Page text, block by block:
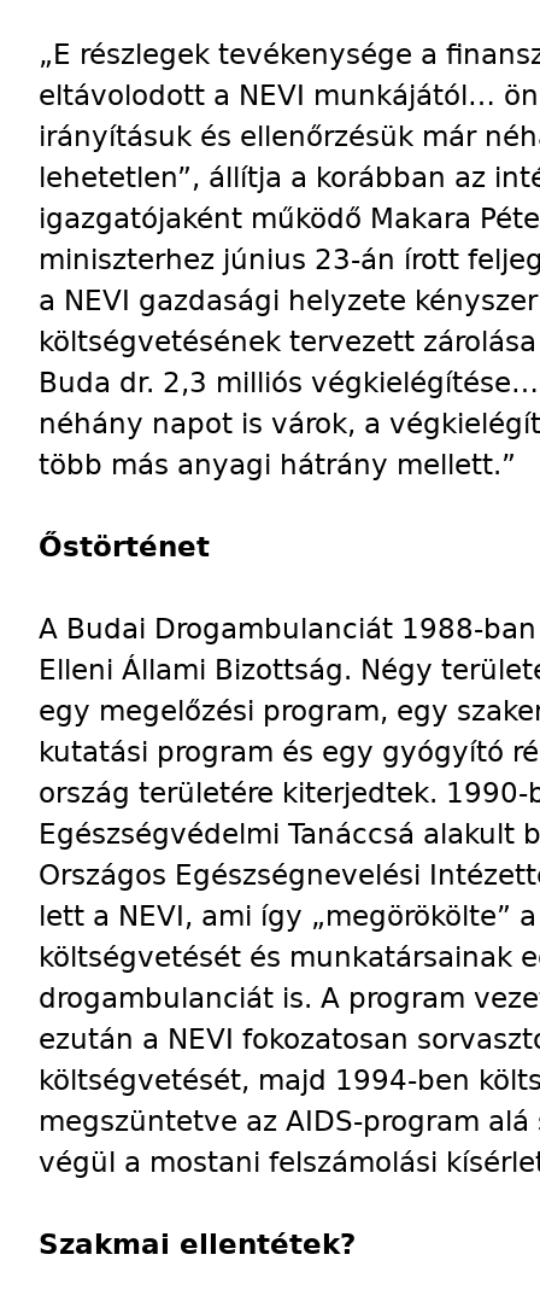
„E részlegek tevékenysége a
eltávolodott a NEVI munkájától…
irányításuk és ellenőrzésük már
lehetetlen”, állítja a korábban az
igazgatójaként működő Makara
miniszterhez június 23-án írott
a NEVI gazdasági helyzete
költségvetésének tervezett
Buda dr. 2,3 milliós
néhány napot is várok, a
több más anyagi hátrány mellett.”
Őstörténet
A Budai Drogambulanciát 1988-
Elleni Állami Bizottság. Négy
egy megelőzési program, egy
kutatási program és egy gyógyító
ország területére kiterjedtek. 1990-
Egészségvédelmi Tanáccsá alakult
Országos Egészségnevelési
lett a NEVI, ami így „megörökölte”
költségvetését és munkatársainak
drogambulanciát is. A program
ezután a NEVI fokozatosan
költségvetését, majd 1994-ben
megszüntetve az AIDS-program
végül a mostani felszámolási
Szakmai ellentétek?